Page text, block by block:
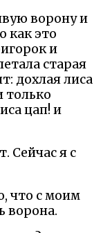
ворону и
как это
и
старая
дохлая лиса
только
цап! и
Сейчас я с
что с моим
ворона.